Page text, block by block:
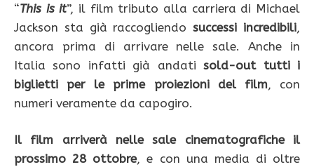
“This is it”, il film tributo alla carriera di Michael
Jackson sta già raccogliendosuccessi incredibili,
ancora prima di arrivare nelle sale. Anche in
Italia sono infatti già andatisold-out tutti i
biglietti per le prime proiezioni del film, con
numeri veramente da capogiro.
Il film arriverà nelle sale cinematografiche il
prossimo 28 ottobre, e con una media di oltre